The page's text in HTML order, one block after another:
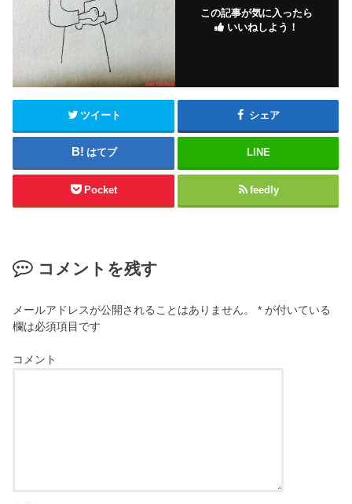
この記事が気に入ったら
いいねしよう！
ツイート シェア
はてブ LINE
Pocket feedly
コメントを残す
メールアドレスが公開されることはありません。 * が付いている
欄は必須項目です
コメント